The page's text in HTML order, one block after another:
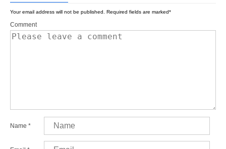
Your email address will not be published. Required fields are marked*
Comment
Name *